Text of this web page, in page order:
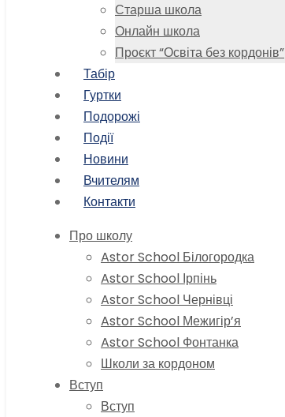
Старша школа
Онлайн школа
Проєкт “Освіта без кордонів”
Табір
Гуртки
Подорожі
Події
Новини
Вчителям
Контакти
Про школу
Astor School Білогородка
Astor School Ірпінь
Astor School Чернівці
Astor School Межигір’я
Astor School Фонтанка
Школи за кордоном
Вступ
Вступ